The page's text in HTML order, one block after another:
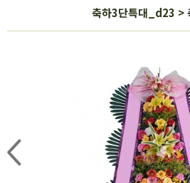
축하3단특대_d23 >